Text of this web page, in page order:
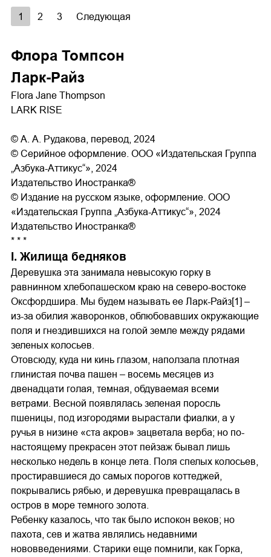
1 2 3 Следующая
Флора Томпсон
Ларк-Райз
Flora Jane Thompson
LARK RISE
© А. А. Рудакова, перевод, 2024
© Серийное оформление. ООО «Издательская Группа
„Азбука-Аттикус“», 2024
Издательство Иностранка®
© Издание на русском языке, оформление. ООО
«Издательская Группа „Азбука-Аттикус“», 2024
Издательство Иностранка®
* * *
I. Жилища бедняков
Деревушка эта занимала невысокую горку в
равнинном хлебопашеском краю на северо-востоке
Оксфордшира. Мы будем называть ее Ларк-Райз[1] –
из-за обилия жаворонков, облюбовавших окружающие
поля и гнездившихся на голой земле между рядами
зеленых колосьев.
Отовсюду, куда ни кинь глазом, наползала плотная
глинистая почва пашен – восемь месяцев из
двенадцати голая, темная, обдуваемая всеми
ветрами. Весной появлялась зеленая поросль
пшеницы, под изгородями вырастали фиалки, а у
ручья в низине «ста акров» зацветала верба; но по-
настоящему прекрасен этот пейзаж бывал лишь
несколько недель в конце лета. Поля спелых колосьев,
простиравшиеся до самых порогов коттеджей,
покрывались рябью, и деревушка превращалась в
остров в море темного золота.
Ребенку казалось, что так было испокон веков; но
пахота, сев и жатва являлись недавними
нововведениями. Старики еще помнили, как Горка,